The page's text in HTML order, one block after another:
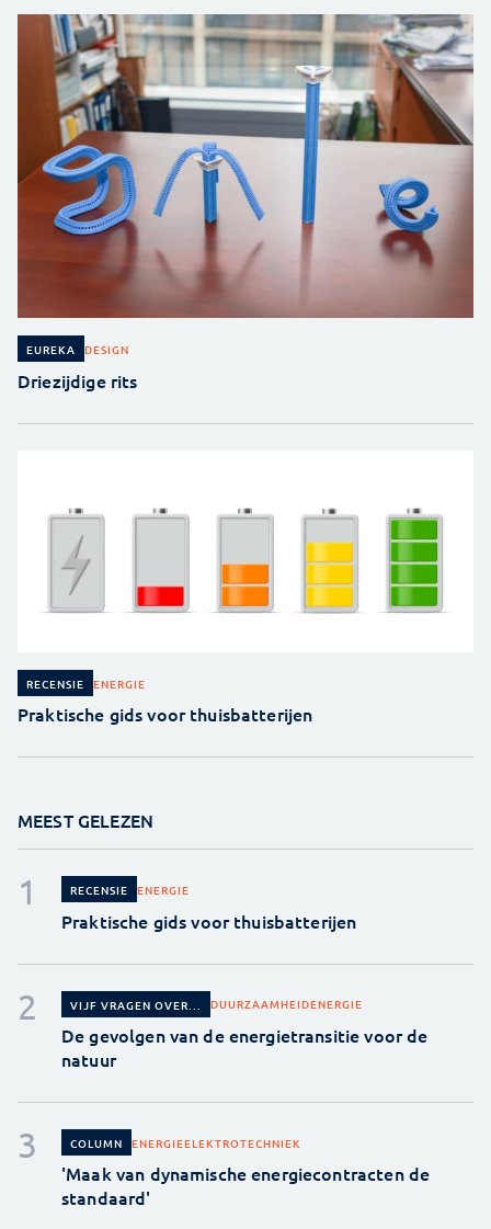
EUREKA DESIGN
Driezijdige rits
RECENSIE ENERGIE
Praktische gids voor thuisbatterijen
MEEST GELEZEN
RECENSIE ENERGIE
Praktische gids voor thuisbatterijen
VIJF VRAGEN OVER... DUURZAAMHEIDENERGIE
De gevolgen van de energietransitie voor de
natuur
COLUMN ENERGIEELEKTROTECHNIEK
'Maak van dynamische energiecontracten de
standaard'